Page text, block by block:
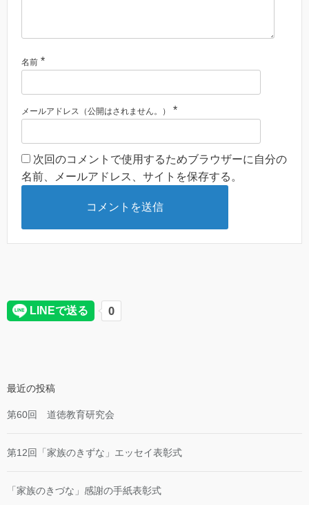
名前 *
メールアドレス（公開はされません。） *
次回のコメントで使用するためブラウザーに自分の
名前、メールアドレス、サイトを保存する。
最近の投稿
第60回 道徳教育研究会
第12回「家族のきずな」エッセイ表彰式
「家族のきづな」感謝の手紙表彰式